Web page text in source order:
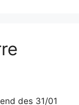
des 31/01